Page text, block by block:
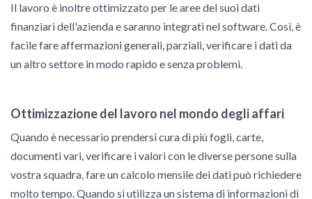
Il lavoro è inoltre ottimizzato per le aree del suoi dati
finanziari dell'azienda e saranno integrati nel software. Così, è
facile fare affermazioni generali, parziali, verificare i dati da
un altro settore in modo rapido e senza problemi.
Ottimizzazione del lavoro nel mondo degli affari
Quando è necessario prendersi cura di più fogli, carte,
documenti vari, verificare i valori con le diverse persone sulla
vostra squadra, fare un calcolo mensile dei dati può richiedere
molto tempo. Quando si utilizza un sistema di informazioni di